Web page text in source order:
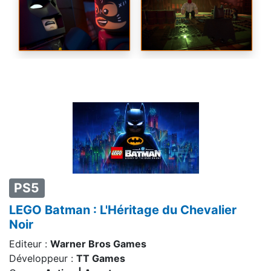
PS5
LEGO Batman : L'Héritage du Chevalier
Noir
Editeur : Warner Bros Games
Développeur : TT Games